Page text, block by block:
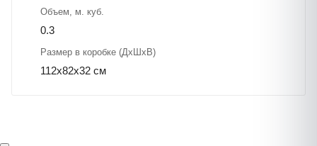
Объем, м. куб.
0.3
Размер в коробке (ДхШхВ)
112х82х32 см